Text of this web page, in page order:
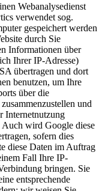
Webanalysedienst
verwendet sog.
gespeichert werden
durch Sie
Informationen über
Ihrer IP-Adresse)
übertragen und dort
benutzen, um Ihre
über die
und
Internetnutzung
Auch wird Google diese
sofern dies
diese Daten im Auftrag
Fall Ihre IP-
bringen. Sie
entsprechende